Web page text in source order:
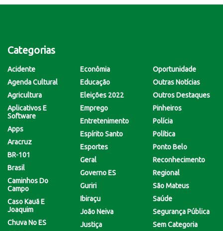
Categorias
Acidente
Agenda Cultural
Agricultura
Aplicativos E
Software
Apps
Aracruz
BR-101
Brasil
Caminhos Do
Campo
Caso Kauã E
Joaquim
Chuva No ES
Econômia
Educação
Eleições 2022
Emprego
Entretenimento
Espírito Santo
Esportes
Geral
Governo ES
Guriri
Ibiraçu
João Neiva
Justiça
Oportunidade
Outras Notícias
Outros Destaques
Pinheiros
Polícia
Política
Ponto Belo
Reconhecimento
Regional
São Mateus
Saúde
Segurança Pública
Sem Categoria